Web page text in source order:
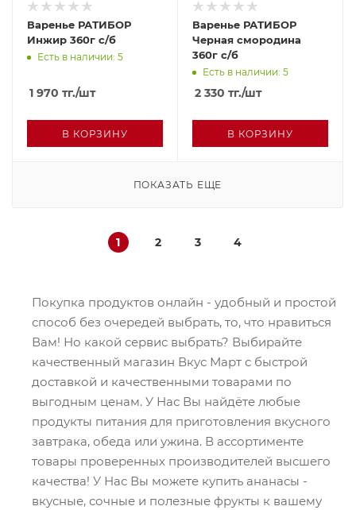
Варенье РАТИБОР
Инжир 360г с/б
Есть в наличии: 5
1 970 тг./шт
В КОРЗИНУ
Варенье РАТИБОР
Черная смородина
360г с/б
Есть в наличии: 5
2 330 тг./шт
В КОРЗИНУ
ПОКАЗАТЬ ЕЩЕ
1 2 3 4
Покупка продуктов онлайн - удобный и простой
способ без очередей выбрать, то, что нравиться
Вам! Но какой сервис выбрать? Выбирайте
качественный магазин Вкус Март с быстрой
доставкой и качественными товарами по
выгодным ценам. У Нас Вы найдёте любые
продукты питания для приготовления вкусного
завтрака, обеда или ужина. В ассортименте
товары проверенных производителей высшего
качества! У Нас Вы можете купить ананасы -
вкусные, сочные и полезные фрукты к вашему